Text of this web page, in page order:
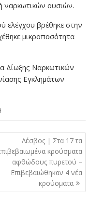
ναρκωτικών ουσιών.
ελέγχου βρέθηκε στην
μικροποσότητα
Δίωξης Ναρκωτικών
Εγκλημάτων
Λέσβος | Στα 17 τα
κρούσματα
αφθώδους πυρετού –
Επιβεβαιώθηκαν 4 νέα
κρούσματα